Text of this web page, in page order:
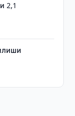
2,1